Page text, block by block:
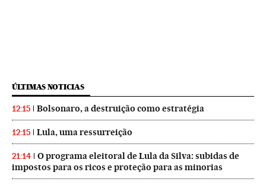
ÚLTIMAS NOTICIAS
12:15 Bolsonaro, a destruição como estratégia
12:15 Lula, uma ressurreição
21:14
O programa eleitoral de Lula da Silva: subidas de
impostos para os ricos e proteção para as minorias